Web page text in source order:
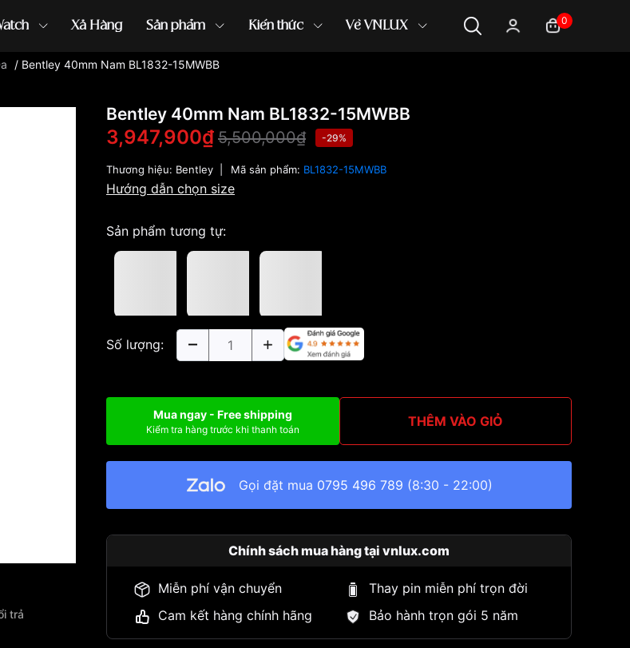
Xả Hàng Sản phẩm Kiến thức Về VNLUX 0
hồ Orient ...
/ Bentley 40mm Nam BL1832-15MWBB
trả
Bentley 40mm Nam BL1832-15MWBB
3,947,900₫ 5,500,000₫ -29%
Thương hiệu: Bentley Mã sản phẩm: BL1832-15MWBB
Hướng dẫn chọn size
Sản phẩm tương tự:
Số lượng:
Mua ngay - Free shipping
Kiểm tra hàng trước khi thanh toán THÊM VÀO GIỎ
Gọi đặt mua 0795 496 789 (8:30 - 22:00)
Chính sách mua hàng tại vnlux.com
Miễn phí vận chuyển
Thay pin miễn phí trọn đời
Cam kết hàng chính hãng
Bảo hành trọn gói 5 năm